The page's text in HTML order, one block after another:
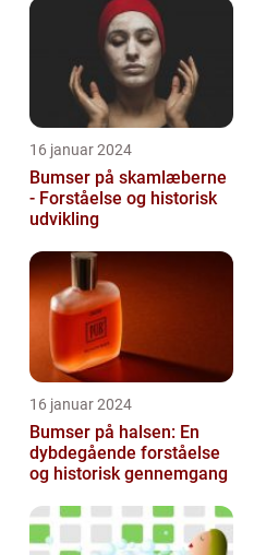
skønhedsanbefaling
16 januar 2024
Bumser på skamlæberne
- Forståelse og historisk
udvikling
16 januar 2024
Bumser på halsen: En
dybdegående forståelse
og historisk gennemgang